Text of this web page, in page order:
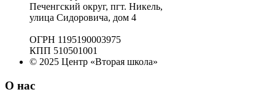
Печенгский округ, пгт. Никель,
улица Сидоровича, дом 4
ОГРН 1195190003975
КПП 510501001
© 2025 Центр «Вторая школа»
О нас